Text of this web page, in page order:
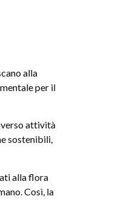
alla
per il
attività
sostenibili,
alla flora
Così, la